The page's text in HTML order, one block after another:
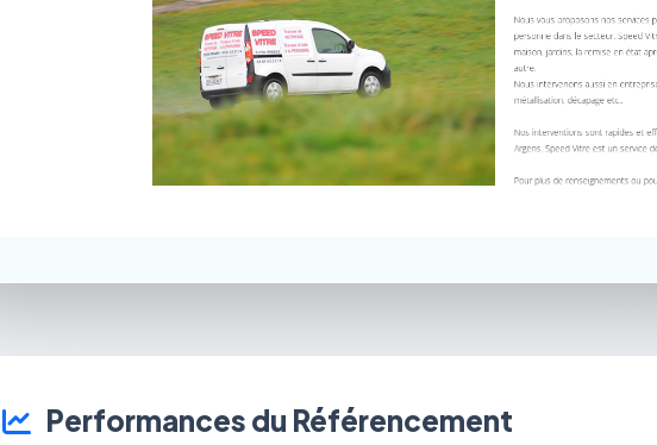
Performances du Référencement